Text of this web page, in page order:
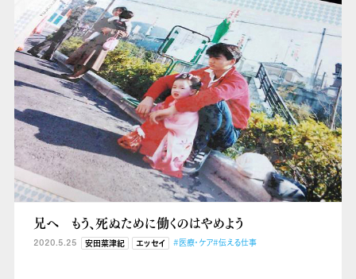
兄へ もう、死ぬために働くのはやめよう
2020.5.25 安田菜津紀 エッセイ #医療・ケア#伝える仕事